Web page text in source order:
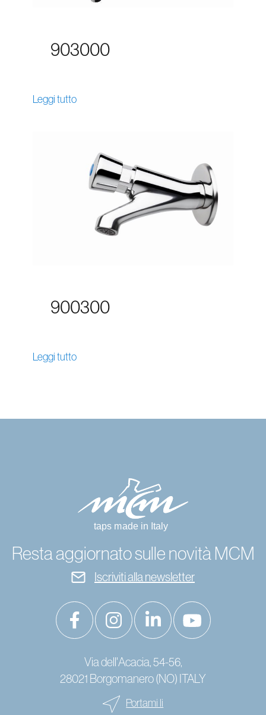
903000
Leggi tutto
900300
Leggi tutto
Resta aggiornato sulle novità MCM
Iscriviti alla newsletter
Via dell'Acacia, 54-56,
28021 Borgomanero (NO) ITALY
Portami li